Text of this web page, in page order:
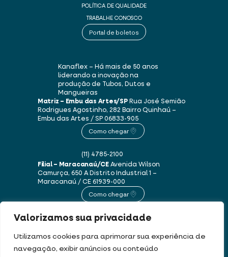
Valorizamos sua privacidade
Utilizamos cookies para aprimorar sua experiência de
navegação, exibir anúncios ou conteúdo
POLÍTICA DE QUALIDADE
TRABALHE CONOSCO
Portal de boletos
Kanaflex – Há mais de 50 anos
liderando a inovação na
produção de Tubos, Dutos e
Mangueiras
Matriz – Embu das Artes/SPRua José Semião
Rodrigues Agostinho, 282 Bairro Quinhaú –
Embu das Artes / SP06833-905
Como chegar
(11) 4785-2100
Filial – Maracanaú/CEAvenida Wilson
Camurça, 650 ADistrito Industrial 1 –
Maracanaú / CE61939-000
Como chegar
(85) 3250-1235